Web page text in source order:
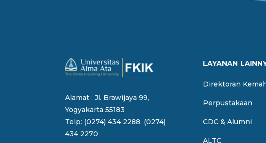
Alamat : Jl. Brawijaya 99,
Yogyakarta 55183
Telp: (0274) 434 2288, (0274)
434 2270
LAYANAN
Direktoran
Perpustakaan
CDC & Alumni
ALTC